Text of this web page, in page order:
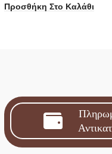
Προσθήκη Στο Καλάθι